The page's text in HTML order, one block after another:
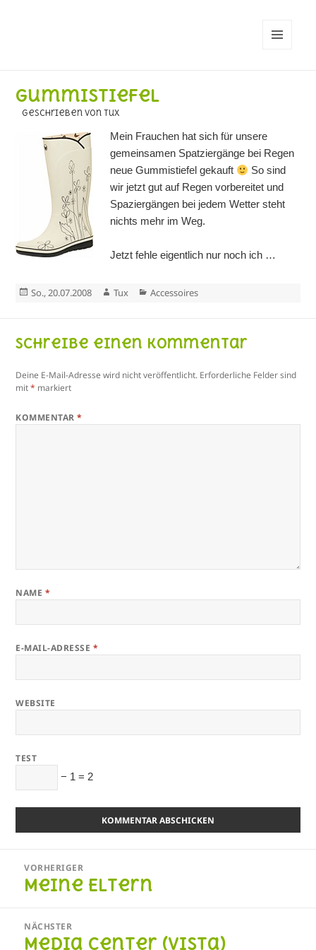
Gummistiefel
geschrieben von Tux
Mein Frauchen hat sich für unsere
gemeinsamen Spatziergänge bei Regen
neue Gummistiefel gekauft
So sind
wir jetzt gut auf Regen vorbereitet und
Spaziergängen bei jedem Wetter steht
nichts mehr im Weg.
Jetzt fehle eigentlich nur noch ich …
Veröffentlicht
So., 20.07.2008 Autor
Tux Kategorien
Accessoires
Schreibe einen Kommentar
Deine E-Mail-Adresse wird nicht veröffentlicht. Erforderliche Felder sind
mit* markiert
KOMMENTAR*
NAME *
E-MAIL-ADRESSE *
WEBSITE
TEST
− 1 = 2
Beitragsnavigation
VORHERIGER
Vorheriger
Meine Eltern
NÄCHSTER
Nächster
Media Center (Vista)